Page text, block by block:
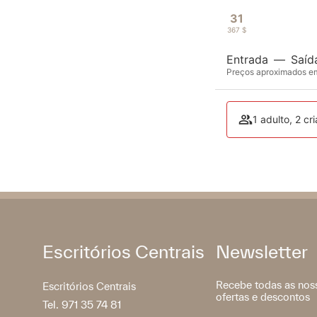
31
367 $
Entrada —
Preços aproximados
1 adulto, 2
Escritórios Centrais
Escritórios Centrais
Tel. 971 35 74 81
Newsletter
Recebe todas as
ofertas e descontos